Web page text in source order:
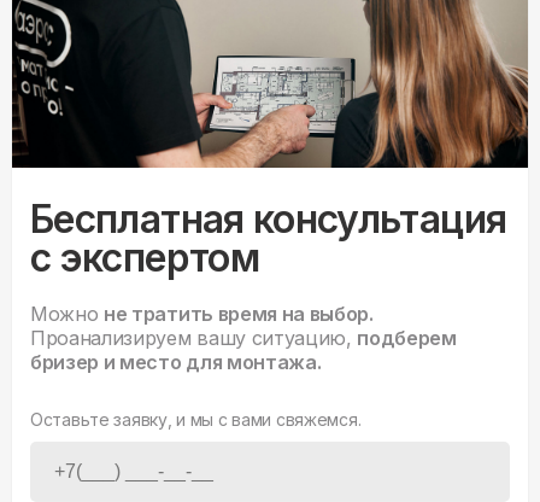
Бесплатная консультация
с экспертом
Можно не тратить время на выбор.
Проанализируем вашу ситуацию, подберем
бризер и место для монтажа.
Оставьте заявку, и мы с вами свяжемся.